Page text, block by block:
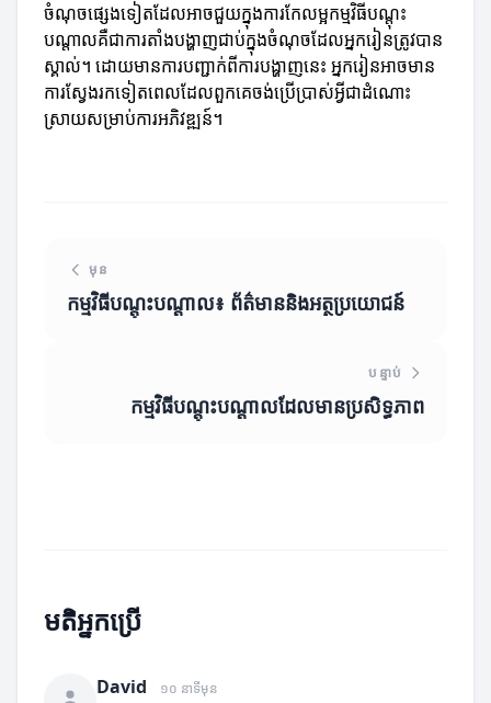
ចំណុចផ្សេងទៀតដែលអាចជួយក្នុងការកែលម្អកម្មវិធីបណ្តុះ
បណ្តាលគឺជាការតាំងបង្ហាញជាប់ក្នុងចំណុចដែលអ្នករៀនត្រូវបាន
ស្គាល់។ ដោយមានការបញ្ជាក់ពីការបង្ហាញនេះ អ្នករៀនអាចមាន
ការស្វែងរកទៀតពេលដែលពួកគេចង់ប្រើប្រាស់អ្វីជាដំណោះ
ស្រាយសម្រាប់ការអភិវឌ្ឍន៍។
មុន
កម្មវិធីបណ្តុះបណ្តាល៖ ព័ត៌មាននិងអត្ថប្រយោជន៍
បន្ទាប់
កម្មវិធីបណ្តុះបណ្តាលដែលមានប្រសិទ្ធភាព
មតិអ្នកប្រើ
David ១០ នាទីមុន